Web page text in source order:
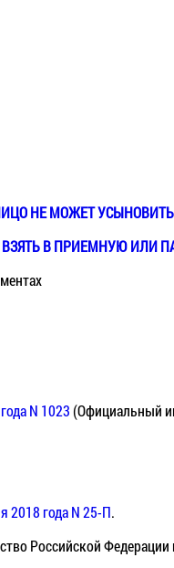
НЕ МОЖЕТ УСЫНОВИТЬ
ВЗЯТЬ В ПРИЕМНУЮ ИЛИ
N 1023 (Официальный
2018 года N 25-П.
Российской Федерации